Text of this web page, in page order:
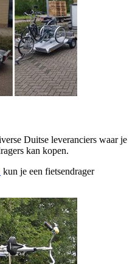
Duitse leveranciers waar je
kan kopen.
kun je een fietsendrager